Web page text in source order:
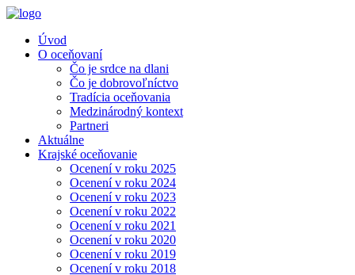
Úvod
O oceňovaní
Čo je srdce na dlani
Čo je dobrovoľníctvo
Tradícia oceňovania
Medzinárodný kontext
Partneri
Aktuálne
Krajské oceňovanie
Ocenení v roku 2025
Ocenení v roku 2024
Ocenení v roku 2023
Ocenení v roku 2022
Ocenení v roku 2021
Ocenení v roku 2020
Ocenení v roku 2019
Ocenení v roku 2018